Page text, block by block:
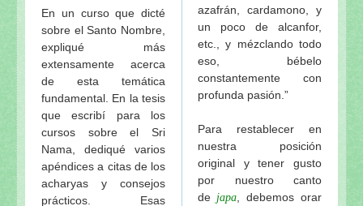
En un curso que dicté
sobre el Santo Nombre,
expliqué más
extensamente acerca
de esta temática
fundamental. En la tesis
que escribí para los
cursos sobre el Sri
Nama, dediqué varios
apéndices a citas de los
acharyas y consejos
prácticos. Esas
azafrán, cardamono, y
un poco de alcanfor,
etc., y mézclando todo
eso, bébelo
constantemente con
profunda pasión.”
Para restablecer en
nuestra posición
original y tener gusto
por nuestro canto
de japa , debemos orar